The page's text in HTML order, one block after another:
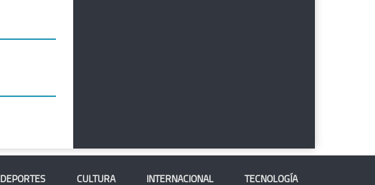
DEPORTES CULTURA INTERNACIONAL TECNOLOGÍA